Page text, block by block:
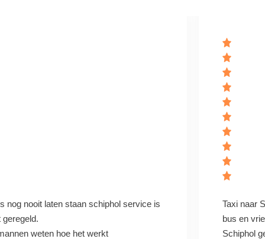
nog nooit laten staan schiphol service is
geregeld.
weten hoe het werkt
Taxi naar
bus en
Schiphol